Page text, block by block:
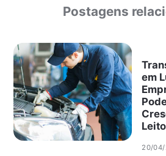
Postagens
em
20/